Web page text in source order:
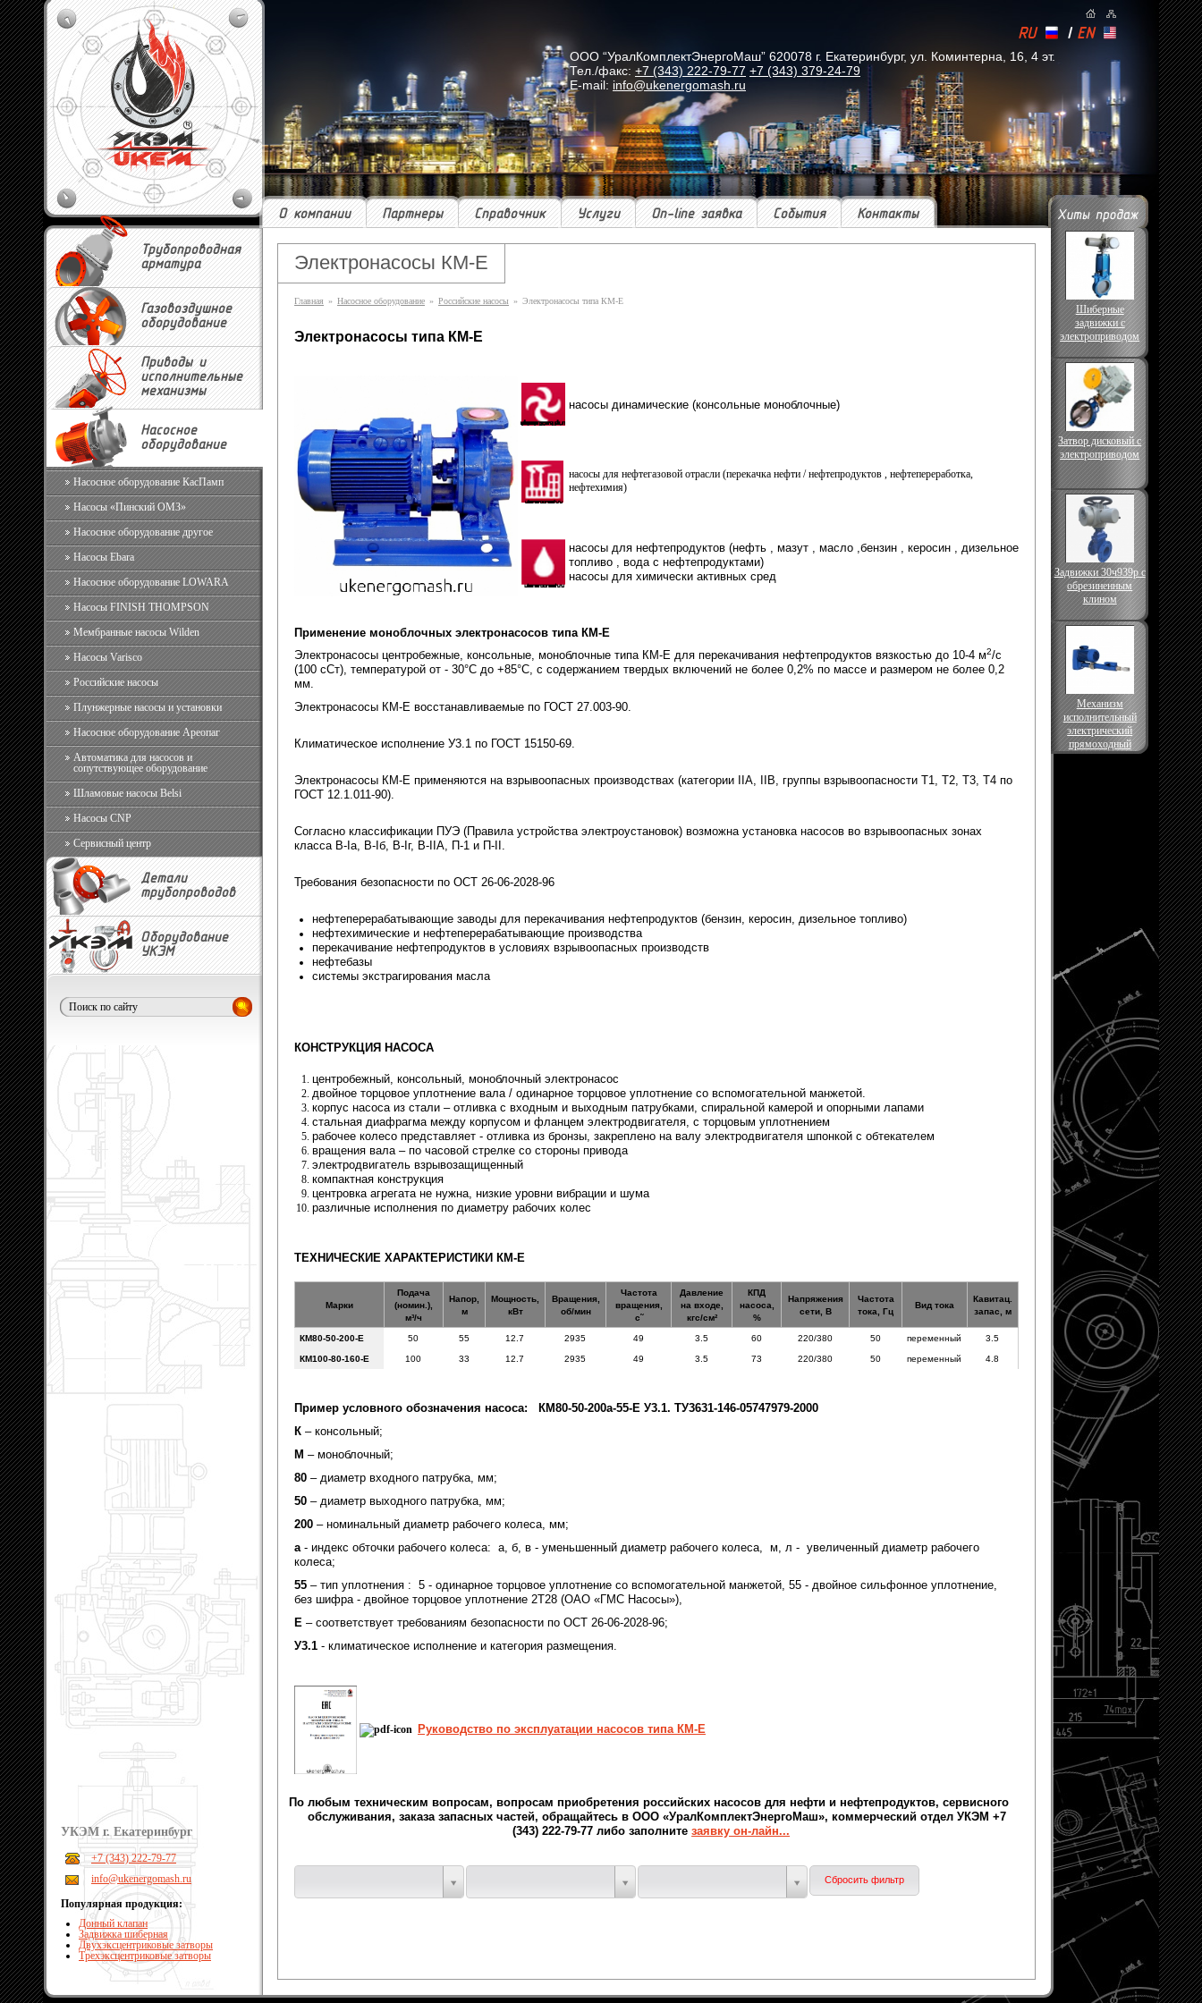
ООО “УралКомплектЭнергоМаш” 620078 г. Екатеринбург, ул. Коминтерна, 16, 4 эт.
Тел./факс: +7 (343) 222-79-77 +7 (343) 379-24-79
E-mail: info@ukenergomash.ru
RU | EN
О компании Партнеры Справочник Услуги On-line заявка События Контакты
Трубопроводная
арматура
Газовоздушное
оборудование
Приводы и
исполнительные
механизмы
Насосное
оборудование
Насосное оборудование КасПамп
Насосы «Пинский ОМЗ»
Насосное оборудование другое
Насосы Ebara
Насосное оборудование LOWARA
Насосы FINISH THOMPSON
Мембранные насосы Wilden
Насосы Varisco
Российские насосы
Плунжерные насосы и установки
Насосное оборудование Ареопаг
Автоматика для насосов и
сопутствующее оборудование
Шламовые насосы Belsi
Насосы CNP
Сервисный центр
Детали
трубопроводов
Оборудование
УКЭМ
Электронасосы КМ-Е
Главная » Насосное оборудование » Российские насосы » Электронасосы типа КМ-Е
Электронасосы типа КМ-Е
насосы динамические (консольные моноблочные)
насосы для нефтегазовой отрасли (перекачка нефти / нефтепродуктов , нефтепереработка,
нефтехимия)
насосы для нефтепродуктов (нефть , мазут , масло ,бензин , керосин , дизельное
топливо , вода с нефтепродуктами)
насосы для химически активных сред
Применение моноблочных электронасосов типа КМ-Е
Электронасосы центробежные, консольные, моноблочные типа КМ-Е для перекачивания нефтепродуктов вязкостью до 10-4 м2/с
(100 сСт), температурой от - 30°С до +85°С, с содержанием твердых включений не более 0,2% по массе и размером не более 0,2
мм.
Электронасосы КМ-Е восстанавливаемые по ГОСТ 27.003-90.
Климатическое исполнение У3.1 по ГОСТ 15150-69.
Электронасосы КМ-Е применяются на взрывоопасных производствах (категории IIA, IIB, группы взрывоопасности Т1, Т2, Т3, Т4 по
ГОСТ 12.1.011-90).
Согласно классификации ПУЭ (Правила устройства электроустановок) возможна установка насосов во взрывоопасных зонах
класса В-Iа, В-Iб, В-Iг, B-IIА, П-1 и П-II.
Требования безопасности по ОСТ 26-06-2028-96
нефтеперерабатывающие заводы для перекачивания нефтепродуктов (бензин, керосин, дизельное топливо)
нефтехимические и нефтеперерабатывающие производства
перекачивание нефтепродуктов в условиях взрывоопасных производств
нефтебазы
системы экстрагирования масла
КОНСТРУКЦИЯ НАСОСА
центробежный, консольный, моноблочный электронасос
двойное торцовое уплотнение вала / одинарное торцовое уплотнение со вспомогательной манжетой.
корпус насоса из стали – отливка с входным и выходным патрубками, спиральной камерой и опорными лапами
стальная диафрагма между корпусом и фланцем электродвигателя, с торцовым уплотнением
рабочее колесо представляет - отливка из бронзы, закреплено на валу электродвигателя шпонкой с обтекателем
вращения вала – по часовой стрелке со стороны привода
электродвигатель взрывозащищенный
компактная конструкция
центровка агрегата не нужна, низкие уровни вибрации и шума
различные исполнения по диаметру рабочих колес
ТЕХНИЧЕСКИЕ ХАРАКТЕРИСТИКИ КМ-Е
Марки
Подача
(номин.),
м³/ч
Напор,
м
Мощность,
кВт
Вращения,
об/мин
Частота
вращения,
c˜
Давление
на входе,
кгс/см²
КПД
насоса,
%
Напряжения
сети, В
Частота
тока, Гц
Вид тока
Кавитац.
запас, м
КМ80-50-200-Е 50 55 12.7 2935 49 3.5 60 220/380 50 переменный 3.5
КМ100-80-160-Е 100 33 12.7 2935 49 3.5 73 220/380 50 переменный 4.8
Пример условного обозначения насоса:
КМ80-50-200а-55-Е У3.1. ТУ3631-146-05747979-2000
К – консольный;
М – моноблочный;
80 – диаметр входного патрубка, мм;
50 – диаметр выходного патрубка, мм;
200 – номинальный диаметр рабочего колеса, мм;
а - индекс обточки рабочего колеса: а, б, в - уменьшенный диаметр рабочего колеса, м, л - увеличенный диаметр рабочего
колеса;
55 – тип уплотнения : 5 - одинарное торцовое уплотнение со вспомогательной манжетой, 55 - двойное сильфонное уплотнение,
без шифра - двойное торцовое уплотнение 2Т28 (ОАО «ГМС Насосы»),
Е – соответствует требованиям безопасности по ОСТ 26-06-2028-96;
У3.1 - климатическое исполнение и категория размещения.
Руководство по эксплуатации насосов типа КМ-Е
По любым техническим вопросам, вопросам приобретения российских насосов для нефти и нефтепродуктов, сервисного
обслуживания, заказа запасных частей, обращайтесь в ООО «УралКомплектЭнергоМаш», коммерческий отдел УКЭМ +7
(343) 222-79-77 либо заполните заявку он-лайн...
Шиберные
задвижки с
электроприводом
Затвор дисковый с
электроприводом
Задвижки 30ч939р с
обрезиненным
клином
Механизм
исполнительный
электрический
прямоходный
УКЭМ г. Екатеринбург
+7 (343) 222-79-77
info@ukenergomash.ru
Популярная продукция:
Донный клапан
Задвижка шиберная
Двухэксцентриковые затворы
Трехэксцентриковые затворы